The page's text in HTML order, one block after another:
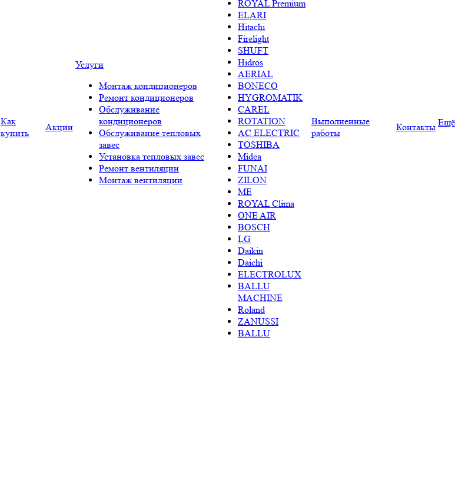
Как
купить
Акции
Услуги
Монтаж кондиционеров
Ремонт кондиционеров
Обслуживание
кондиционеров
Обслуживание тепловых
завес
Установка тепловых завес
Ремонт вентиляции
Монтаж вентиляции
ROYAL Premium
ELARI
Hitachi
Firelight
SHUFT
Hidros
AERIAL
BONECO
HYGROMATIK
CAREL
ROTATION
AC ELECTRIC
TOSHIBA
Midea
FUNAI
ZILON
ME
ROYAL Clima
ONE AIR
BOSCH
LG
Daikin
Daichi
ELECTROLUX
BALLU
MACHINE
Roland
ZANUSSI
BALLU
Выполненные
работы
Контакты Ещё